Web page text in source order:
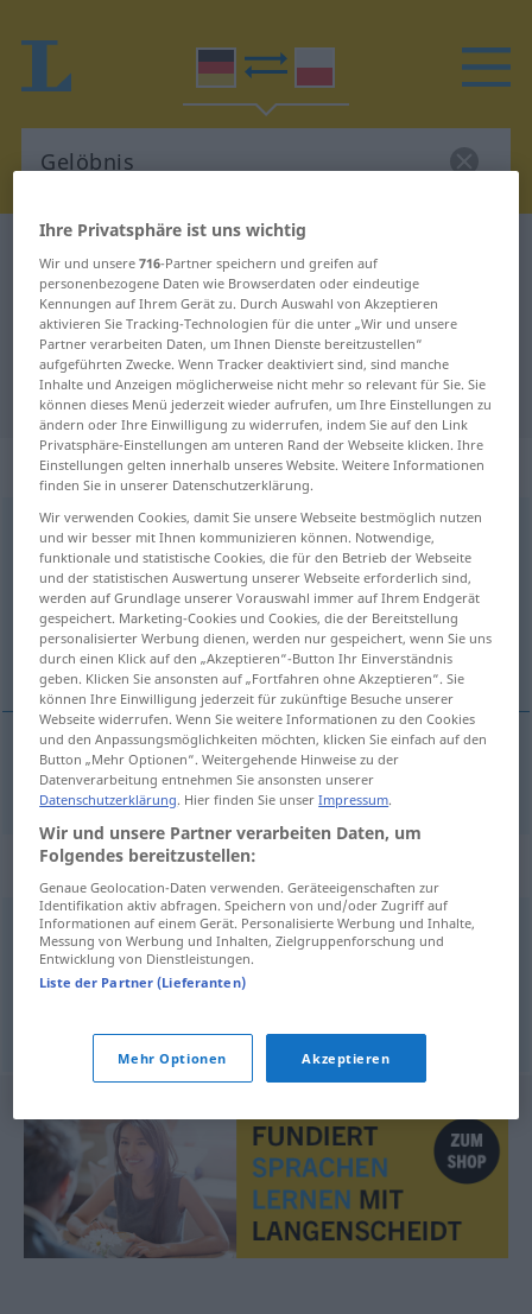
Deutsch-Polnisch Übersetzung für
"Gelöbnis"
"Gelöbnis" Polnisch Übersetzung
„Gelöbnis“: Neutrum, sächlich
Gelöbnisn <-ses;-se>
Übersicht aller Übersetzungen
(Für mehr Details die Übersetzung anklicken/antippen)
ślubowanie
ślubowanie Gelöbnis
Synonyme für "Gelöbnis"
Ehrenwort,Verpflichtung,Gelübde,Schwur,
Bekräftigung,Erklärung,Eid
© OpenThesaurus.de
Ihre Privatsphäre ist uns wichtig
Wir und unsere716-Partner speichern und greifen auf
personenbezogene Daten wie Browserdaten oder eindeutige
Kennungen auf Ihrem Gerät zu. Durch Auswahl von Akzeptieren
aktivieren Sie Tracking-Technologien für die unter „Wir und unsere
Partner verarbeiten Daten, um Ihnen Dienste bereitzustellen“
aufgeführten Zwecke. Wenn Tracker deaktiviert sind, sind manche
Inhalte und Anzeigen möglicherweise nicht mehr so relevant für Sie. Sie
können dieses Menü jederzeit wieder aufrufen, um Ihre Einstellungen zu
ändern oder Ihre Einwilligung zu widerrufen, indem Sie auf den Link
Privatsphäre-Einstellungen am unteren Rand der Webseite klicken. Ihre
Einstellungen gelten innerhalb unseres Website. Weitere Informationen
finden Sie in unserer Datenschutzerklärung.
Wir verwenden Cookies, damit Sie unsere Webseite bestmöglich nutzen
und wir besser mit Ihnen kommunizieren können. Notwendige,
funktionale und statistische Cookies, die für den Betrieb der Webseite
und der statistischen Auswertung unserer Webseite erforderlich sind,
werden auf Grundlage unserer Vorauswahl immer auf Ihrem Endgerät
gespeichert. Marketing-Cookies und Cookies, die der Bereitstellung
personalisierter Werbung dienen, werden nur gespeichert, wenn Sie uns
durch einen Klick auf den „Akzeptieren“-Button Ihr Einverständnis
geben. Klicken Sie ansonsten auf „Fortfahren ohne Akzeptieren“. Sie
können Ihre Einwilligung jederzeit für zukünftige Besuche unserer
Webseite widerrufen. Wenn Sie weitere Informationen zu den Cookies
und den Anpassungsmöglichkeiten möchten, klicken Sie einfach auf den
Button „Mehr Optionen“. Weitergehende Hinweise zu der
Datenverarbeitung entnehmen Sie ansonsten unserer
Datenschutzerklärung. Hier finden Sie unserImpressum.
Wir und unsere Partner verarbeiten Daten, um
Folgendes bereitzustellen:
Genaue Geolocation-Daten verwenden. Geräteeigenschaften zur
Identifikation aktiv abfragen. Speichern von und/oder Zugriff auf
Informationen auf einem Gerät. Personalisierte Werbung und Inhalte,
Messung von Werbung und Inhalten, Zielgruppenforschung und
Entwicklung von Dienstleistungen.
Liste der Partner (Lieferanten)
Mehr Optionen Akzeptieren